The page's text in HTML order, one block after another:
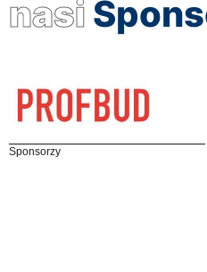
nasi
Sponsorzy